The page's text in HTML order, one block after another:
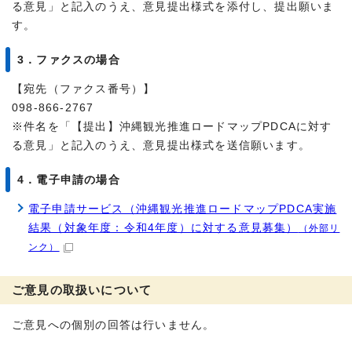
る意見」と記入のうえ、意見提出様式を添付し、提出願いま
す。
3．ファクスの場合
【宛先（ファクス番号）】
098-866-2767
※件名を「【提出】沖縄観光推進ロードマップPDCAに対す
る意見」と記入のうえ、意見提出様式を送信願います。
4．電子申請の場合
電子申請サービス（沖縄観光推進ロードマップPDCA実施
結果（対象年度：令和4年度）に対する意見募集）
（外部リ
ンク）
ご意見の取扱いについて
ご意見への個別の回答は行いません。